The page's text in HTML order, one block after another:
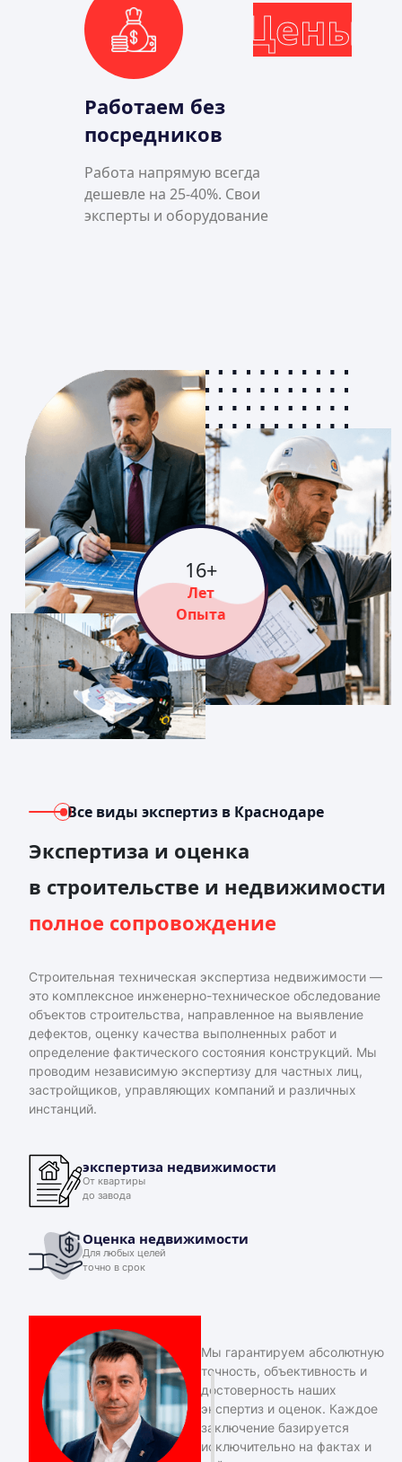
Цены
Работаем без
посредников
Работа напрямую всегда
дешевле на 25-40%. Свои
эксперты и оборудование
16+
Лет
Опыта
Все виды экспертиз в Краснодаре
Экспертиза и оценка
в строительстве и недвижимости
полное сопровождение
Строительная техническая экспертиза недвижимости —
это комплексное инженерно-техническое обследование
объектов строительства, направленное на выявление
дефектов, оценку качества выполненных работ и
определение фактического состояния конструкций. Мы
проводим независимую экспертизу для частных лиц,
застройщиков, управляющих компаний и различных
инстанций.
экспертиза недвижимости
От квартиры
до завода
Оценка недвижимости
Для любых целей
точно в срок
Мы гарантируем абсолютную
точность, объективность и
достоверность наших
экспертиз и оценок. Каждое
заключение базируется
исключительно на фактах и